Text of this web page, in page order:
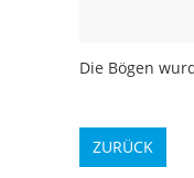
Die Bögen
ZURÜCK